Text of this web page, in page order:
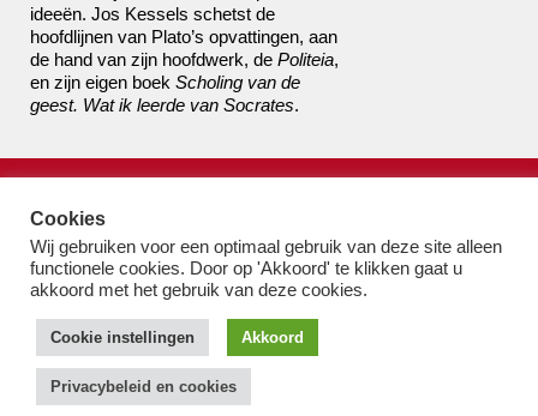
ideeën. Jos Kessels schetst de
hoofdlijnen van Plato’s opvattingen, aan
de hand van zijn hoofdwerk, de Politeia,
en zijn eigen boek Scholing van de
geest. Wat ik leerde van Socrates.
de boekhandel van Pampus
bestel@boekhandelvanpampus.nl
van Eesterenlaan 17
1019 JK Amsterdam
u appt ons 06 1544 8310
u belt ons 020 419 3023
Algemene Voorwaarden
Privacy-beleid & cookies
Cookies
Wij gebruiken voor een optimaal gebruik van deze site alleen
functionele cookies. Door op 'Akkoord' te klikken gaat u
akkoord met het gebruik van deze cookies.
Cookie instellingen Akkoord
Privacybeleid en cookies